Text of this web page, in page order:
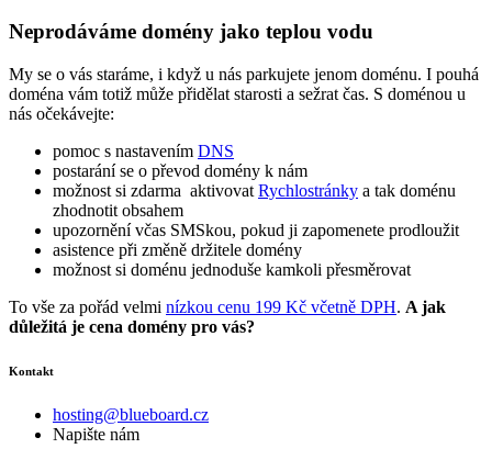
Neprodáváme domény jako teplou vodu
My se o vás staráme, i když u nás parkujete jenom doménu. I pouhá
doména vám totiž může přidělat starosti a sežrat čas. S doménou u
nás očekávejte:
pomoc s nastavením DNS
postarání se o převod domény k nám
možnost si zdarma aktivovat Rychlostránky a tak doménu
zhodnotit obsahem
upozornění včas SMSkou, pokud ji zapomenete prodloužit
asistence při změně držitele domény
možnost si doménu jednoduše kamkoli přesměrovat
To vše za pořád velmi nízkou cenu 199 Kč včetně DPH. A jak
důležitá je cena domény pro vás?
Kontakt
hosting@blueboard.cz
Napište nám